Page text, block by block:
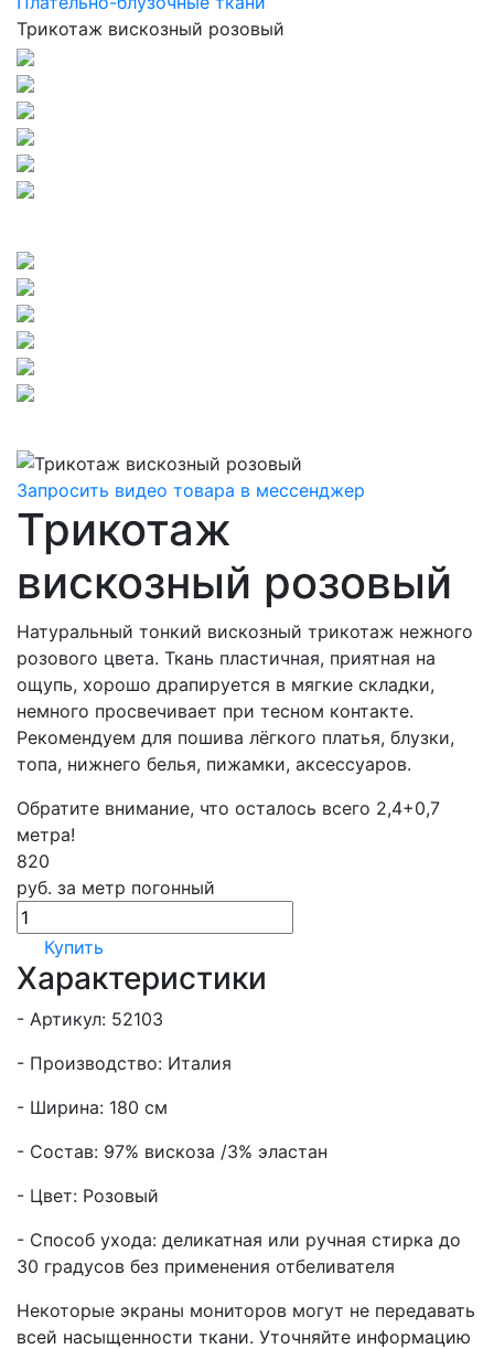
Трикотаж вискозный розовый
Запросить видео товара в мессенджер
Трикотаж
вискозный розовый
Натуральный тонкий вискозный трикотаж нежного
розового цвета. Ткань пластичная, приятная на
ощупь, хорошо драпируется в мягкие складки,
немного просвечивает при тесном контакте.
Рекомендуем для пошива лёгкого платья, блузки,
топа, нижнего белья, пижамки, аксессуаров.
Обратите внимание, что осталось всего 2,4+0,7
метра!
820
руб. за метр погонный
Купить
Характеристики
- Артикул: 52103
- Производство: Италия
- Ширина: 180 см
- Состав: 97% вискоза /3% эластан
- Цвет: Розовый
- Способ ухода: деликатная или ручная стирка до
30 градусов без применения отбеливателя
Некоторые экраны мониторов могут не передавать
всей насыщенности ткани. Уточняйте информацию